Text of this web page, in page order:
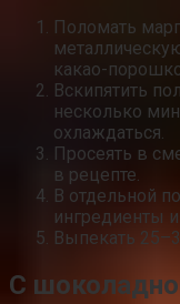
Поломать
какао-
Вскипятить
несколько
охлаждаться.
Просеять в
в рецепте.
В отдельной
ингредиенты и
Выпекать
С